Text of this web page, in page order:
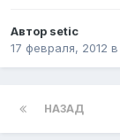
Автор setic
17 февраля, 2012 в
НАЗАД